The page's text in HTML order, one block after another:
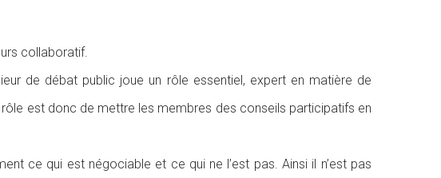
collaboratif.
de débat public joue un rôle essentiel, expert en matière de
est donc de mettre les membres des conseils participatifs en
ce qui est négociable et ce qui ne l’est pas. Ainsi il n’est pas